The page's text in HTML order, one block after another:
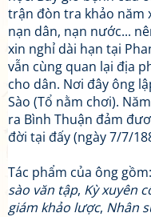
trận đòn tra khảo năm
nạn dân, nạn nước...
xin nghỉ dài hạn tại
vẫn cùng quan lại địa
cho dân. Nơi đây ông
Sào (Tổ nằm chơi).
ra Bình Thuận đảm
đời tại đấy (ngày 7/7/
Tác phẩm của ông gồm:
sào văn tập, Kỳ xuyên
giám khảo lược, Nhân